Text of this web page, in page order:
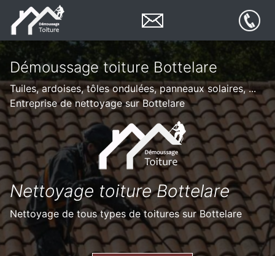
Démoussage toiture Bottelare
Tuiles, ardoises, tôles ondulées, panneaux solaires, ...
Entreprise de nettoyage sur Bottelare
Nettoyage toiture Bottelare
Nettoyage de tous types de toitures sur Bottelare